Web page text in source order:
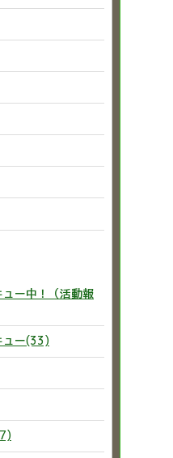
ー中！（活動報
ュー(33)